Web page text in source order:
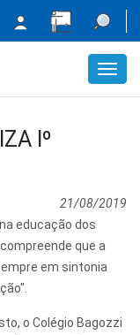
Iº
21/08/2019
educação dos
que a
em sintonia
o Colégio Bagozzi